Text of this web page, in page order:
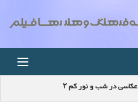
عكاسی در شب و نور كم ۲